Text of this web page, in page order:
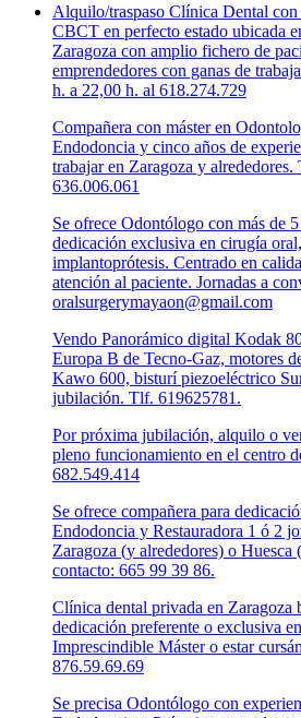
Alquilo/traspaso Clínica Dental
CBCT en perfecto estado ubicada
Zaragoza con amplio fichero de
emprendedores con ganas de
h. a 22,00 h. al 618.274.729
Compañera con máster en
Endodoncia y cinco años de
trabajar en Zaragoza y alrededores.
636.006.061
Se ofrece Odontólogo con más de
dedicación exclusiva en cirugía
implantoprótesis. Centrado en
atención al paciente. Jornadas a
oralsurgerymayaon@gmail.com
Vendo Panorámico digital Kodak
Europa B de Tecno-Gaz, motores
Kawo 600, bisturí piezoeléctrico
jubilación. Tlf. 619625781.
Por próxima jubilación, alquilo o
pleno funcionamiento en el centro
682.549.414
Se ofrece compañera para
Endodoncia y Restauradora 1 ó 2
Zaragoza (y alrededores) o Huesca
contacto: 665 99 39 86.
Clínica dental privada en Zaragoza
dedicación preferente o exclusiva
Imprescindible Máster o estar
876.59.69.69
Se precisa Odontólogo con